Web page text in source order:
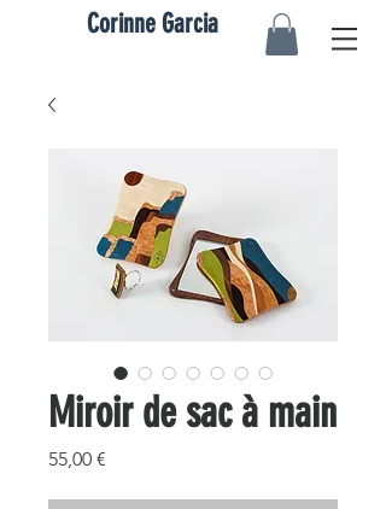
Corinne Garcia
Miroir de sac à main
55,00 €